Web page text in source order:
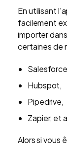
En utilisant
facilement
importer
certaines de
Hubspot,
Pipedrive,
Zapier, et
Alors si vous